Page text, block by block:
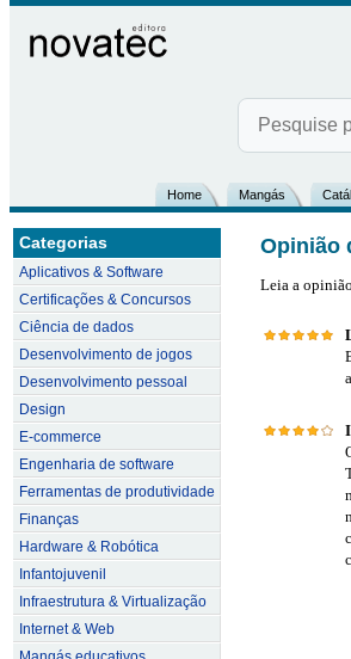
Home Mangás
Categorias
Aplicativos & Software
Certificações & Concursos
Ciência de dados
Desenvolvimento de jogos
Desenvolvimento pessoal
Design
E-commerce
Engenharia de software
Ferramentas de produtividade
Finanças
Hardware & Robótica
Infantojuvenil
Infraestrutura & Virtualização
Internet & Web
Opinião
Leia a